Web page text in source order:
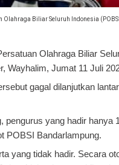
Olahraga Biliar Seluruh Indonesia
Olahraga Biliar
Jumat 11 Juli
gagal dilanjutkan
yang hadir hanya
POBSI Bandarlampung.
yang tidak hadir. Secara